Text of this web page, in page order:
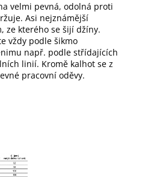
velmi pevná, odolná proti
Asi nejznámější
ze kterého se šijí džíny.
vždy podle šikmo
např. podle střídajících
linií. Kromě kalhot se z
pracovní oděvy.